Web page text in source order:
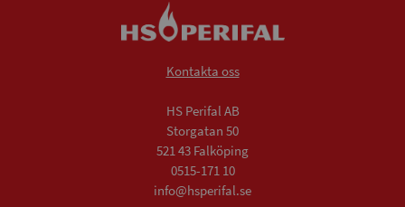
Kontakta oss
HS Perifal AB
Storgatan 50
521 43 Falköping
0515-171 10
info@hsperifal.se